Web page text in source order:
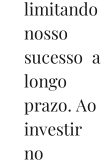
limitando
nosso
sucesso a
longo
prazo. Ao
investir
no